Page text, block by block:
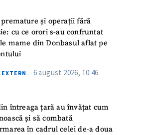
și operații fără
cu ce orori s-au confruntat
mame din Donbasul aflat pe
EXTERN 6 august 2026, 10:46
întreaga țară au învățat cum
și să combată
în cadrul celei de-a doua